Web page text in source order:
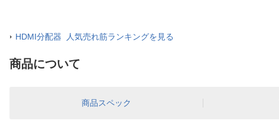
HDMI分配器 人気売れ筋ランキングを見る
商品について
商品スペック